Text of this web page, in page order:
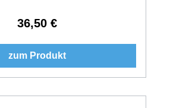
Regulärer Preis:
36,50 €
zum Produkt